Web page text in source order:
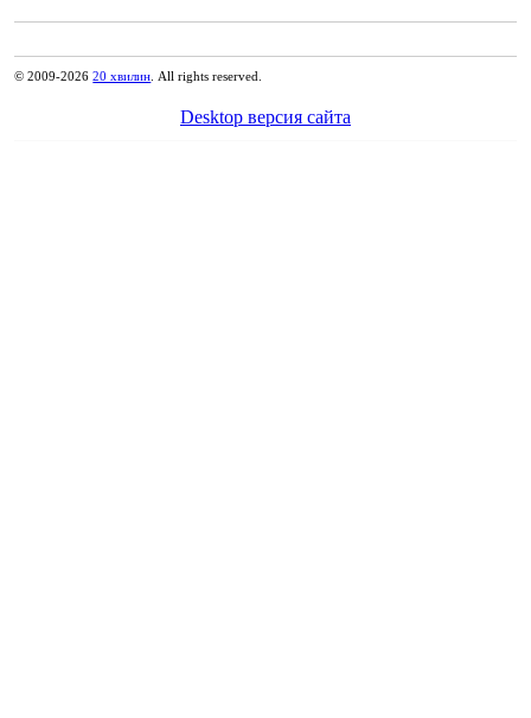
© 2009-202620 хвилин . All rights reserved.
Desktop версия сайта